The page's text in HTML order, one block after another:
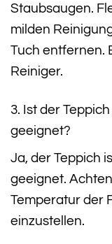
Staubsaugen.
milden
Tuch entfernen.
Reiniger.
3. Ist der
geeignet?
Ja, der Teppich
geeignet.
Temperatur der
einzustellen.